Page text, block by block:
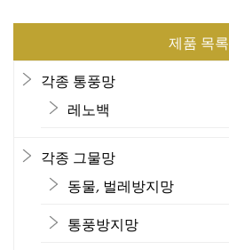
제품 목록
각종 통풍망
레노백
각종 그물망
동물, 벌레방지망
통풍방지망